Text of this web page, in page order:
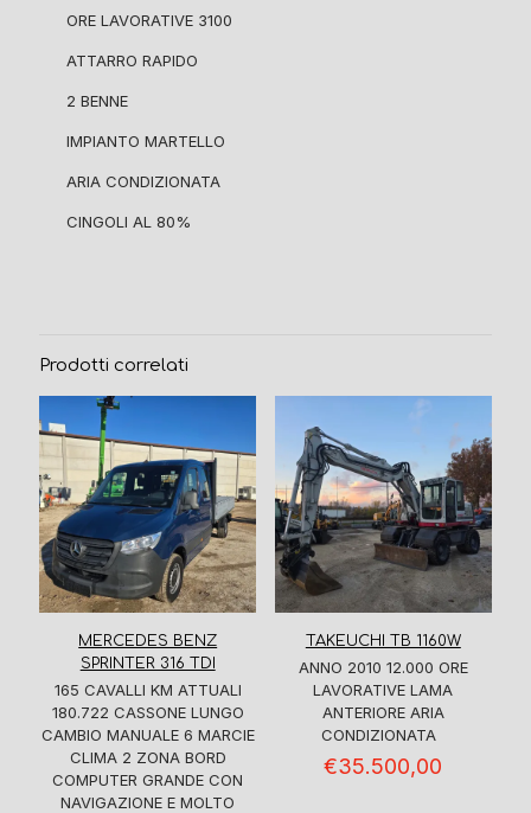
ORE LAVORATIVE 3100
ATTARRO RAPIDO
2 BENNE
IMPIANTO MARTELLO
ARIA CONDIZIONATA
CINGOLI AL 80%
Prodotti correlati
MERCEDES BENZ
SPRINTER 316 TDI
165 CAVALLI KM ATTUALI
180.722 CASSONE LUNGO
CAMBIO MANUALE 6 MARCIE
CLIMA 2 ZONA BORD
COMPUTER GRANDE CON
NAVIGAZIONE E MOLTO
TAKEUCHI TB 1160W
ANNO 2010 12.000 ORE
LAVORATIVE LAMA
ANTERIORE ARIA
CONDIZIONATA
€35.500,00